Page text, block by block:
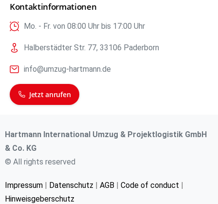
Kontaktinformationen
Mo. - Fr. von 08:00 Uhr bis 17:00 Uhr
Halberstädter Str. 77, 33106 Paderborn
info@umzug-hartmann.de
Jetzt anrufen
Hartmann International Umzug & Projektlogistik GmbH
& Co. KG
© All rights reserved
Impressum | Datenschutz | AGB | Code of conduct |
Hinweisgeberschutz